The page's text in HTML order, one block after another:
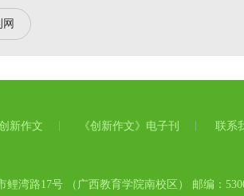
新作文 《创新作文》电子刊 联系
鲤湾路17号 （广西教育学院南校区） 邮编：